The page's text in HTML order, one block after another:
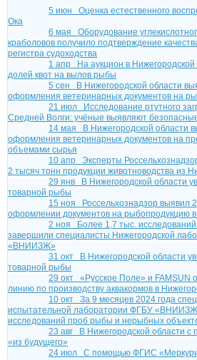
5 июн Оценка естественного
Ока
6 мая Оборудование
краболовов получило подтверждение
регистра судоходства
1 апр На аукцион в
долей квот на вылов рыбы
5 сен В Нижегородской области
оформления ветеринарных документов на
21 июл Исследование ртутного
Средней Волги: учёные выявляют
14 мая В Нижегородской области
оформления ветеринарных документов на
объемами сырья
10 апр Эксперты
2 тысяч тонн продукции животноводства из
29 янв В Нижегородской области
товарной рыбы
15 ноя Россельхознадзор выявил
оформлении документов на рыбопродукцию в
2 ноя Более 1,7 тыс.
завершили специалисты Нижегородской
«ВНИИЗЖ»
31 окт В Нижегородской области
товарной рыбы
29 окт «Русское Поле» и FAMSUN
линию по производству аквакормов в
10 окт За 9 месяцев 2024 года
испытательной лаборатории ФГБУ
исследований проб рыбы и нерыбных
23 авг В Нижегородской области
«из будущего»
24 июл С помощью ФГИС